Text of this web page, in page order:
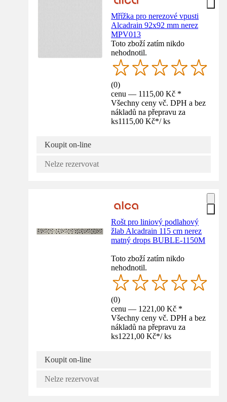
Mřížka pro nerezové vpusti
Alcadrain 92x92 mm nerez
MPV013
Toto zboží zatím nikdo
nehodnotil.
(0)
cenu — 1115,00 Kč *
Všechny ceny vč. DPH a bez
nákladů na přepravu za
ks1115,00 Kč*/ ks
Koupit on-line
Nelze rezervovat
Rošt pro liniový podlahový
žlab Alcadrain 115 cm nerez
matný drops BUBLE-1150M
Toto zboží zatím nikdo
nehodnotil.
(0)
cenu — 1221,00 Kč *
Všechny ceny vč. DPH a bez
nákladů na přepravu za
ks1221,00 Kč*/ ks
Koupit on-line
Nelze rezervovat